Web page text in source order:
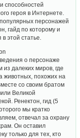
способностей
героя в Интернете.
персонажей
гайд по которому и
в этой статье.
о персонаже
из далеких миров, где
животных, похожих на
со своим братом
Великой
Ренектон, гид (5
мы кратко
отвечал за охрану
Он оставил
только для тех, кто